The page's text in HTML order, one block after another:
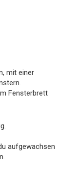
mit einer
Fensterbrett
aufgewachsen